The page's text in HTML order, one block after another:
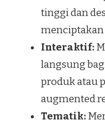
tinggi dan
menciptakan
Interaktif:
langsung
produk atau
augmented
Tematik: